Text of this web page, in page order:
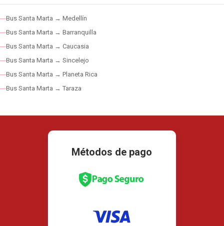
Bus Santa Marta → Medellín
Bus Santa Marta → Barranquilla
Bus Santa Marta → Caucasia
Bus Santa Marta → Sincelejo
Bus Santa Marta → Planeta Rica
Bus Santa Marta → Taraza
Métodos de pago